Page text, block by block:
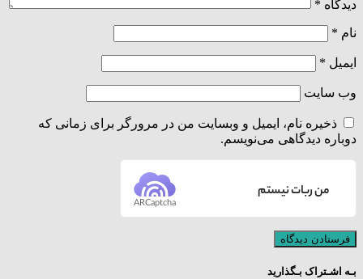
دیدگاه *
نام *
ایمیل *
وب‌ سایت
ذخیره نام، ایمیل و وبسایت من در مرورگر برای زمانی که
دوباره دیدگاهی می‌نویسم.
من ربات نیستم
ARCaptcha
بـه اشـتراک بـگذارید